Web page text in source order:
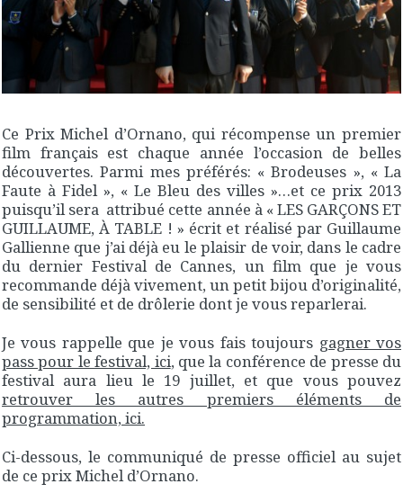
Ce Prix Michel d’Ornano, qui récompense un premier
film français est chaque année l’occasion de belles
découvertes. Parmi mes préférés: « Brodeuses », « La
Faute à Fidel », « Le Bleu des villes »…et ce prix 2013
puisqu’il sera attribué cette année à « LES GARÇONS ET
GUILLAUME, À TABLE ! » écrit et réalisé par Guillaume
Gallienne que j’ai déjà eu le plaisir de voir, dans le cadre
du dernier Festival de Cannes, un film que je vous
recommande déjà vivement, un petit bijou d’originalité,
de sensibilité et de drôlerie dont je vous reparlerai.
Je vous rappelle que je vous fais toujours gagner vos
pass pour le festival, ici, que la conférence de presse du
festival aura lieu le 19 juillet, et que vous pouvez
retrouver les autres premiers éléments de
programmation, ici.
Ci-dessous, le communiqué de presse officiel au sujet
de ce prix Michel d’Ornano.